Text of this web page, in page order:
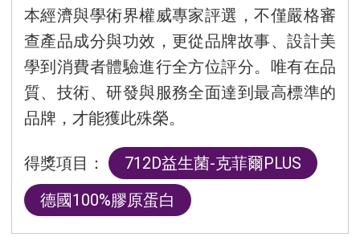
本經濟與學術界權威專家評選，不僅嚴格審
查產品成分與功效，更從品牌故事、設計美
學到消費者體驗進行全方位評分。唯有在品
質、技術、研發與服務全面達到最高標準的
品牌，才能獲此殊榮。
得獎項目：
712D益生菌-克菲爾PLUS
德國100%膠原蛋白